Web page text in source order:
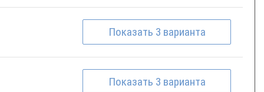
Показать 3 варианта
Показать 3 варианта